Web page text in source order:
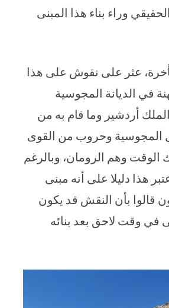
وراء بناء هذا المبنى
عثر على نقوش على هذا
في الديانة المجوسية
أردشير وما قام به من
المجوسية وحروب من القوى
وهم الرومان، وبالرغم
هذا دليلا على أنه مبنى
قالوا بأن النقش قد يكون
في وقت لاحق بعد بنائه